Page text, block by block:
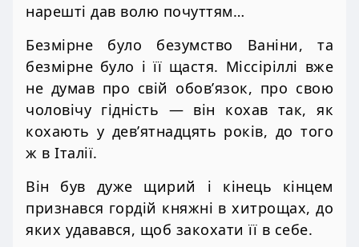
нарешті дав волю почуттям…
Безмірне було безумство Ваніни, та
безмірне було і її щастя. Міссіріллі вже
не думав про свій обов’язок, про свою
чоловічу гідність — він кохав так, як
кохають у дев’ятнадцять років, до того
ж в Італії.
Він був дуже щирий і кінець кінцем
признався гордій княжні в хитрощах, до
яких удавався, щоб закохати її в себе.